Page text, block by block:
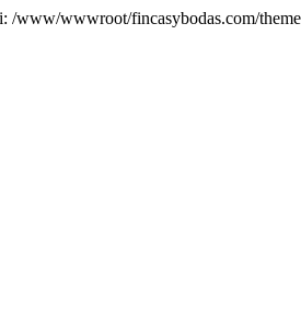
/www/wwwroot/fincasybodas.com/